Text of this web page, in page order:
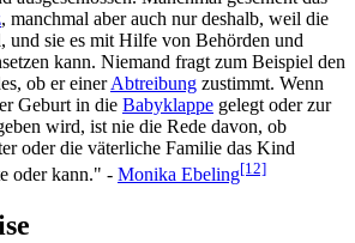
, manchmal aber auch nur deshalb, weil die
und sie es mit Hilfe von Behörden und
kann. Niemand fragt zum Beispiel den
ob er einerAbtreibung zustimmt. Wenn
Geburt in die Babyklappe gelegt oder zur
wird, ist nie die Rede davon, ob
oder die väterliche Familie das Kind
oder kann." - Monika Ebeling[12]